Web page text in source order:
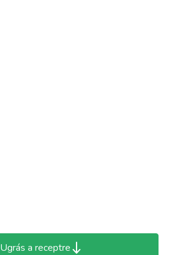
Ugrás a receptre